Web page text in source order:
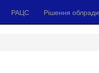
РАЦС Рішення облради